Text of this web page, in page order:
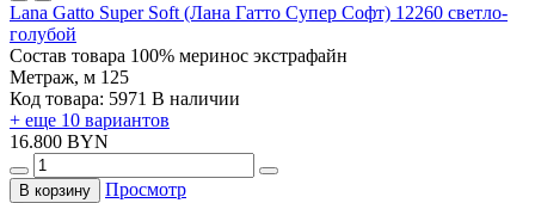
Lana Gatto Super Soft (Лана Гатто Супер Софт) 12260 светло-
голубой
Состав товара 100% меринос экстрафайн
Метраж, м 125
Код товара: 5971 В наличии
+ еще 10 вариантов
16.800 BYN
В корзину Просмотр